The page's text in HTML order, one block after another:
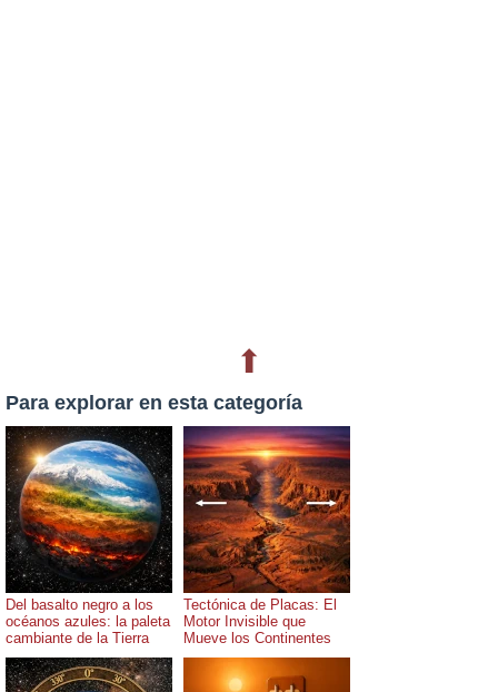
⬆
Para explorar en esta categoría
Del basalto negro a los
océanos azules: la paleta
cambiante de la Tierra
Tectónica de Placas: El
Motor Invisible que
Mueve los Continentes